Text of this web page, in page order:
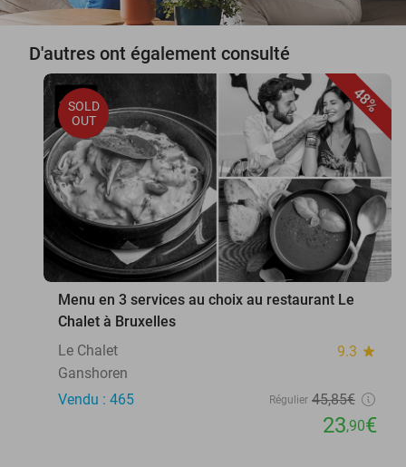
D'autres ont également consulté
48%
SOLD
OUT
Menu en 3 services au choix au restaurant Le
Chalet à Bruxelles
Le Chalet
9.3 star
Ganshoren
Vendu : 465
Régulier 45,85€
23,90€